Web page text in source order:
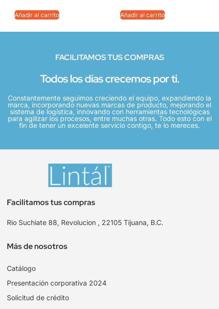
Añadir al carrito Añadir al carrito
FACILITAMOS TUS COMPRAS
Todos los días crecemos por ti.
Constantemente seguimos creciendo el equipo, expandiendo la
marca, incorporando nuevas marcas de producto, mejorando el
sistema de logística, innovando con herramientas tecnológicas
para agilizar los procesos, entre muchas otras. Todo esto con el
fin de tener un excelente servicio contigo, te lo mereces.
Facilitamos tus compras
Rio Suchiate 88, Revolucion , 22105 Tijuana, B.C.
Más de nosotros
Catálogo
Presentación corporativa 2024
Solicitud de crédito